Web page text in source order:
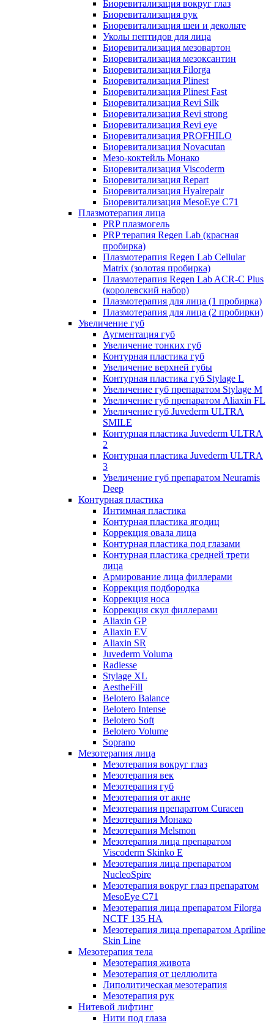
Биоревитализация вокруг глаз
Биоревитализация рук
Биоревитализация шеи и декольте
Уколы пептидов для лица
Биоревитализация мезовартон
Биоревитализация мезоксантин
Биоревитализация Filorga
Биоревитализация Plinest
Биоревитализация Plinest Fast
Биоревитализация Revi Silk
Биоревитализация Revi strong
Биоревитализация Revi eye
Биоревитализация PROFHILO
Биоревитализация Novacutan
Мезо-коктейль Монако
Биоревитализация Viscoderm
Биоревитализация Repart
Биоревитализация Hyalrepair
Биоревитализация MesoEye C71
Плазмотерапия лица
PRP плазмогель
PRP терапия Regen Lab (красная
пробирка)
Плазмотерапия Regen Lab Cellular
Matrix (золотая пробирка)
Плазмотерапия Regen Lab ACR-C Plus
(королевский набор)
Плазмотерапия для лица (1 пробирка)
Плазмотерапия для лица (2 пробирки)
Увеличение губ
Аугментация губ
Увеличение тонких губ
Контурная пластика губ
Увеличение верхней губы
Контурная пластика губ Stylage L
Увеличение губ препаратом Stylage M
Увеличение губ препаратом Aliaxin FL
Увеличение губ Juvederm ULTRA
SMILE
Контурная пластика Juvederm ULTRA
2
Контурная пластика Juvederm ULTRA
3
Увеличение губ препаратом Neuramis
Deep
Контурная пластика
Интимная пластика
Контурная пластика ягодиц
Коррекция овала лица
Контурная пластика под глазами
Контурная пластика средней трети
лица
Армирование лица филлерами
Коррекция подбородка
Коррекция носа
Коррекция скул филлерами
Aliaxin GP
Aliaxin EV
Aliaxin SR
Juvederm Voluma
Radiesse
Stylage XL
AestheFill
Belotero Balance
Belotero Intense
Belotero Soft
Belotero Volume
Soprano
Мезотерапия лица
Мезотерапия вокруг глаз
Мезотерапия век
Мезотерапия губ
Мезотерапия от акне
Мезотерапия препаратом Curacen
Мезотерапия Монако
Мезотерапия Melsmon
Мезотерапия лица препаратом
Viscoderm Skinko E
Мезотерапия лица препаратом
NucleoSpire
Мезотерапия вокруг глаз препаратом
MesoEye С71
Мезотерапия лица препаратом Filorga
NCTF 135 HA
Мезотерапия лица препаратом Apriline
Skin Line
Мезотерапия тела
Мезотерапия живота
Мезотерапия от целлюлита
Липолитическая мезотерапия
Мезотерапия рук
Нитевой лифтинг
Нити под глаза